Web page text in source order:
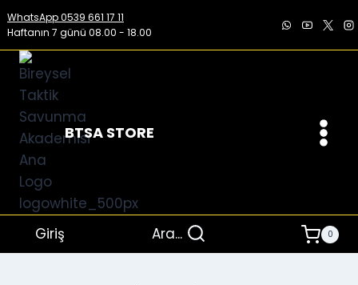
İçeriğe
geç
WhatsApp 0539 661 17 11
Haftanın 7 günü 08.00 - 18.00
BTSA STORE
Giriş Ara... 0